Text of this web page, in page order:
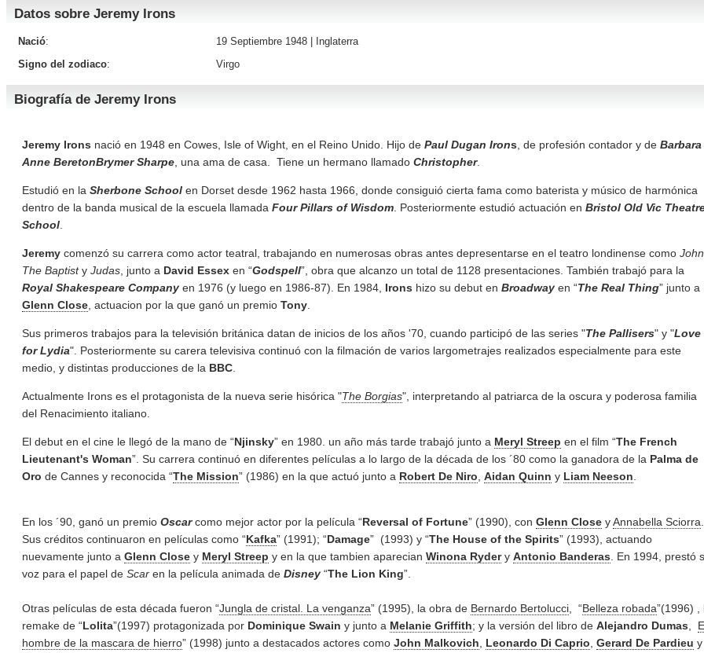
Datos sobre Jeremy Irons
Nació: 19 Septiembre 1948 |
Inglaterra
Signo del zodiaco: Virgo
Biografía de Jeremy Irons
Jeremy Irons nació en 1948 en Cowes, Isle of Wight, en el Reino Unido. Hijo de Paul Dugan Irons , de profesión contador y de Barbara
Anne BeretonBrymer Sharpe , una ama de casa. Tiene un hermano llamado Christopher.
Estudió en la Sherbone School en Dorset desde 1962 hasta 1966, donde consiguió cierta fama como baterista y músico de harmónica
dentro de la banda musical de la escuela llamada Four Pillars of Wisdom . Posteriormente estudió actuación en Bristol Old Vic
School
Jeremy comenzó su carrera como actor teatral, trabajando en numerosas obras antes depresentarse en el teatro londinense como John
The Baptisty Judas , junto a David Essex en “Godspell”, obra que alcanzo un total de 1128 presentaciones. También trabajó para la
Royal Shakespeare Company en 1976 (y luego en 1986-87). En 1984, Irons hizo su debut en Broadway en “The Real Thing” junto a
Glenn Close , actuacion por la que ganó un premio Tony
Sus primeros trabajos para la televisión británica datan de inicios de los años '70, cuando participó de las series "The Pallisers" y "Love
for Lydia". Posteriormente su carera televisiva continuó con la filmación de varios largometrajes realizados especialmente para este
medio, y distintas producciones de la BBC
Actualmente Irons es el protagonista de la nueva serie hisórica "The Borgias", interpretando al patriarca de la oscura y poderosa familia
del Renacimiento italiano.
El debut en el cine le llegó de la mano de “Njinsky” en 1980. un año más tarde trabajó junto a Meryl Streep en el film “The French
Lieutenant's Woman”. Su carrera continuó en diferentes películas a lo largo de la década de los ´80 como la ganadora de la Palma de
Oro de Cannes y reconocida “The Mission” (1986) en la que actuó junto a Robert De Niro Aidan Quinn y Liam Neeson
En los ´90, ganó un premio Oscarcomo mejor actor por la película “Reversal of Fortune” (1990), con Glenn Close yAnnabella Sciorra
Sus créditos continuaron en películas como “Kafka” (1991); “Damage” (1993) y “The House of the Spirits” (1993), actuando
nuevamente junto a Glenn Close y Meryl Streep y en la que tambien aparecian Winona Rydery Antonio Banderas . En 1994, prestó
voz para el papel de Scar en la película animada de Disney “The Lion King”.
Otras películas de esta década fueron “Jungla de cristal. La venganza” (1995), la obra de Bernardo Bertolucci , “Belleza robada”(1996) ,
remake de “Lolita”(1997) protagonizada por Dominique Swain y junto a Melanie Griffith; y la versión del libro de Alejandro Dumas
hombre de la mascara de hierro” (1998) junto a destacados actores como John Malkovich Leonardo Di Caprio Gerard De Pardieu y